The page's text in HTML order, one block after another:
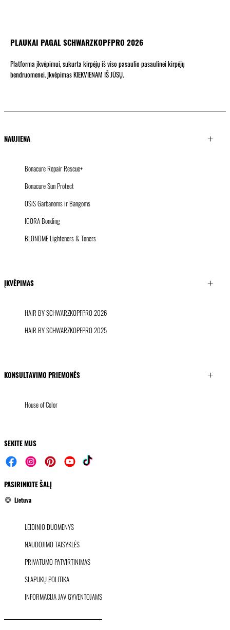
PLAUKAI PAGAL SCHWARZKOPFPRO 2026
Platforma įkvėpimui, sukurta kirpėjų iš viso pasaulio pasaulinei kirpėjų
bendruomenei. Įkvėpimas KIEKVIENAM IŠ JŪSŲ.
NAUJIENA
Bonacure Repair Rescue+
Bonacure Sun Protect
OSiS Garbanoms ir Bangoms
IGORA Bonding
BLONDME Lighteners & Toners
ĮKVĖPIMAS
HAIR BY SCHWARZKOPFPRO 2026
HAIR BY SCHWARZKOPFPRO 2025
KONSULTAVIMO PRIEMONĖS
House of Color
SEKITE MUS
PASIRINKITE ŠALĮ
Lietuva
LEIDINIO DUOMENYS
NAUDOJIMO TAISYKLĖS
PRIVATUMO PATVIRTINIMAS
SLAPUKŲ POLITIKA
INFORMACIJA JAV GYVENTOJAMS